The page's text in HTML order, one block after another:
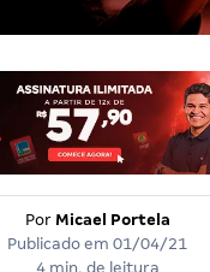
Por Micael Portela
Publicado em 01/04/21
4 min. de leitura